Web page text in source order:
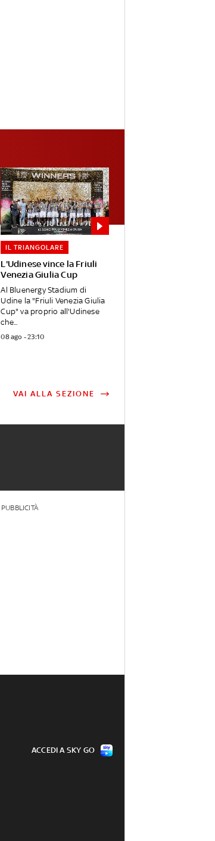
L'Udinese vince la Friuli
Venezia Giulia Cup
IL TRIANGOLARE
Al Bluenergy Stadium di
Udine la "Friuli Venezia Giulia
Cup" va proprio all'Udinese
che...
08 ago - 23:10
VAI ALLA SEZIONE
PUBBLICITÀ
ACCEDI A SKY GO